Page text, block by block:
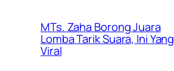
MTs. Zaha Borong Juara
Lomba Tarik Suara, Ini Yang
Viral